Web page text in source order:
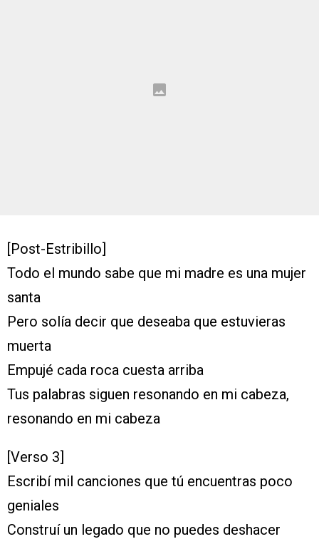
[Post-Estribillo]
Todo el mundo sabe que mi madre es una mujer
santa
Pero solía decir que deseaba que estuvieras
muerta
Empujé cada roca cuesta arriba
Tus palabras siguen resonando en mi cabeza,
resonando en mi cabeza
[Verso 3]
Escribí mil canciones que tú encuentras poco
geniales
Construí un legado que no puedes deshacer